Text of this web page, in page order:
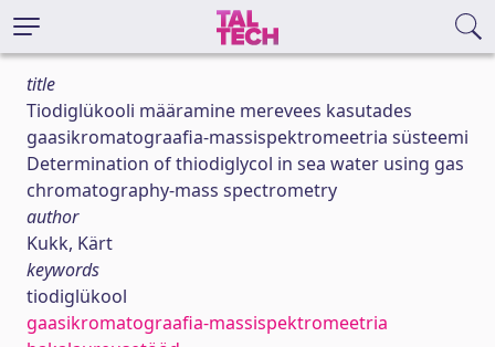
title
Tiodiglükooli määramine merevees kasutades
gaasikromatograafia-massispektromeetria süsteemi
Determination of thiodiglycol in sea water using gas
chromatography-mass spectrometry
author
Kukk, Kärt
keywords
tiodiglükool
gaasikromatograafia-massispektromeetria